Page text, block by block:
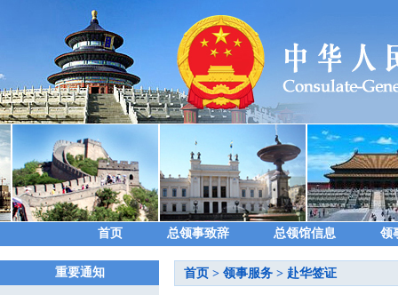
首页 总领事致辞 总领馆信息 领
重要通知 首页 > 领事服务 > 赴华签证